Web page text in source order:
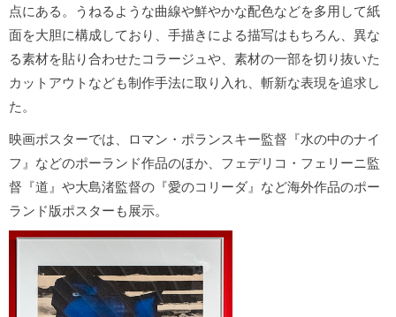
点にある。うねるような曲線や鮮やかな配色などを多用して紙
面を大胆に構成しており、手描きによる描写はもちろん、異な
る素材を貼り合わせたコラージュや、素材の一部を切り抜いた
カットアウトなども制作手法に取り入れ、斬新な表現を追求し
た。
映画ポスターでは、ロマン・ポランスキー監督『水の中のナイ
フ』などのポーランド作品のほか、フェデリコ・フェリーニ監
督『道』や大島渚監督の『愛のコリーダ』など海外作品のポー
ランド版ポスターも展示。